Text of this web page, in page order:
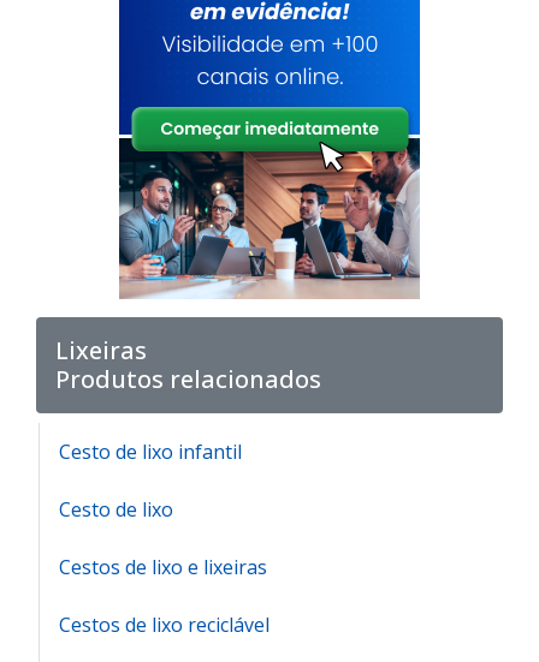
Lixeiras
Produtos relacionados
Cesto de lixo infantil
Cesto de lixo
Cestos de lixo e lixeiras
Cestos de lixo reciclável